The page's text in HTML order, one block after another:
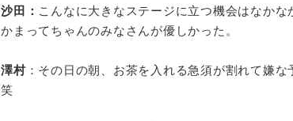
沙田： こんなに大きなステージに立つ機会はなか
かまってちゃんのみなさんが優しかった。
澤村：その日の朝、お茶を入れる急須が割れて嫌
笑